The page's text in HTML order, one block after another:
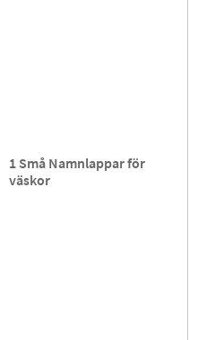
1 Små Namnlappar för
väskor